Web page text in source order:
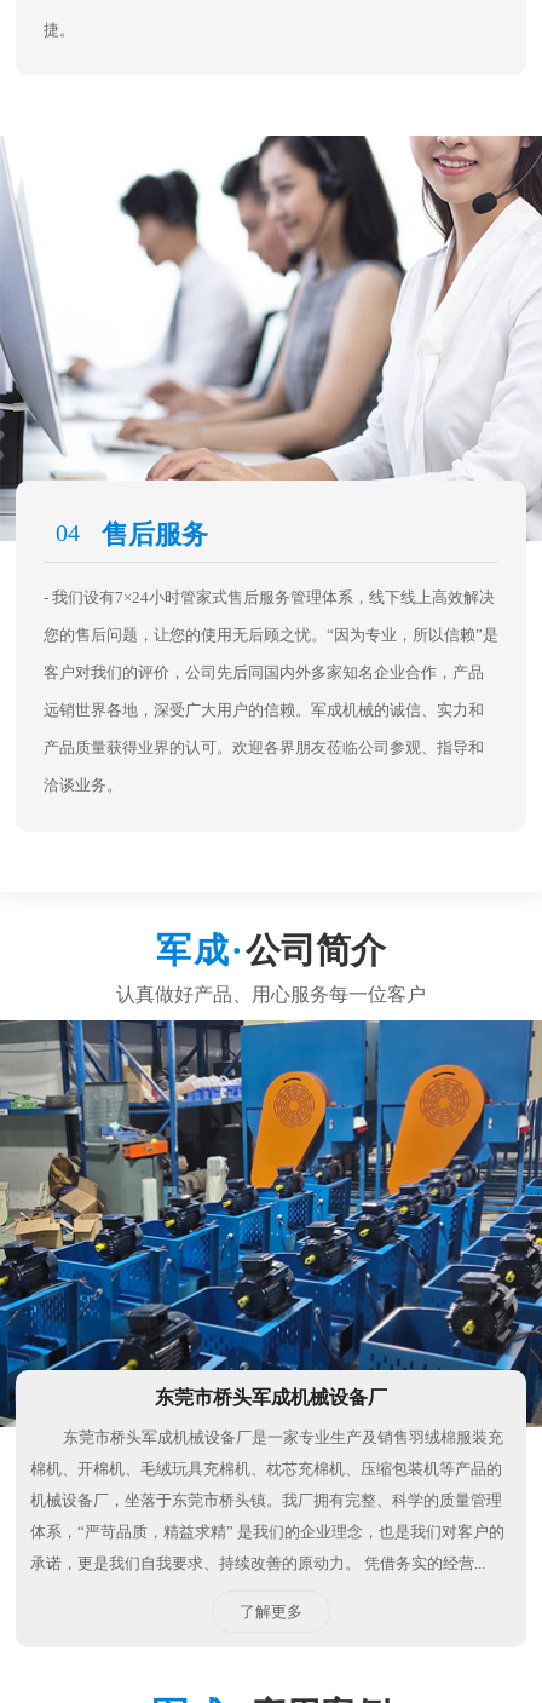
捷。
04 售后服务
- 我们设有7×24小时管家式售后服务管理体系，线下线上高效解决
您的售后问题，让您的使用无后顾之忧。“因为专业，所以信赖”是
客户对我们的评价，公司先后同国内外多家知名企业合作，产品
远销世界各地，深受广大用户的信赖。军成机械的诚信、实力和
产品质量获得业界的认可。欢迎各界朋友莅临公司参观、指导和
洽谈业务。
公司简介
东莞市桥头军成机械设备厂
东莞市桥头军成机械设备厂是一家专业生产及销售羽绒棉服装充
棉机、开棉机、毛绒玩具充棉机、枕芯充棉机、压缩包装机等产品的
机械设备厂，坐落于东莞市桥头镇。我厂拥有完整、科学的质量管理
体系，“严苛品质，精益求精” 是我们的企业理念，也是我们对客户的
承诺，更是我们自我要求、持续改善的原动力。 凭借务实的经营...
了解更多